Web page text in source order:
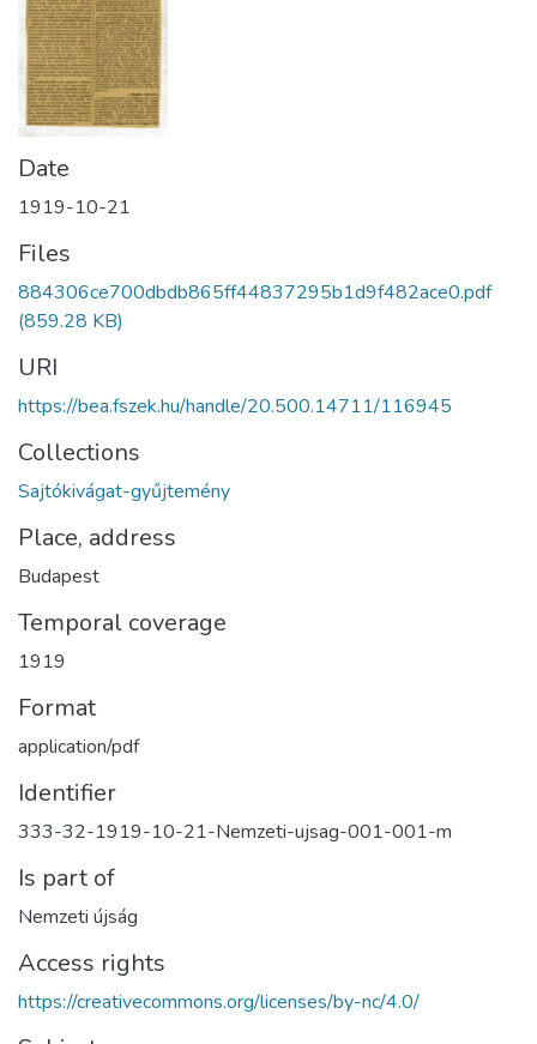
Date
1919-10-21
Files
884306ce700dbdb865ff44837295b1d9f482ace0.pdf
(859.28 KB)
URI
https://bea.fszek.hu/handle/20.500.14711/116945
Collections
Sajtókivágat-gyűjtemény
Place, address
Budapest
Temporal coverage
1919
Format
application/pdf
Identifier
333-32-1919-10-21-Nemzeti-ujsag-001-001-m
Is part of
Nemzeti újság
Access rights
https://creativecommons.org/licenses/by-nc/4.0/